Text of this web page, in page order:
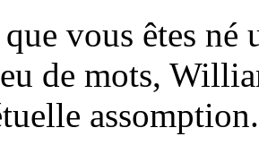
vous êtes
de mots,
assomption.